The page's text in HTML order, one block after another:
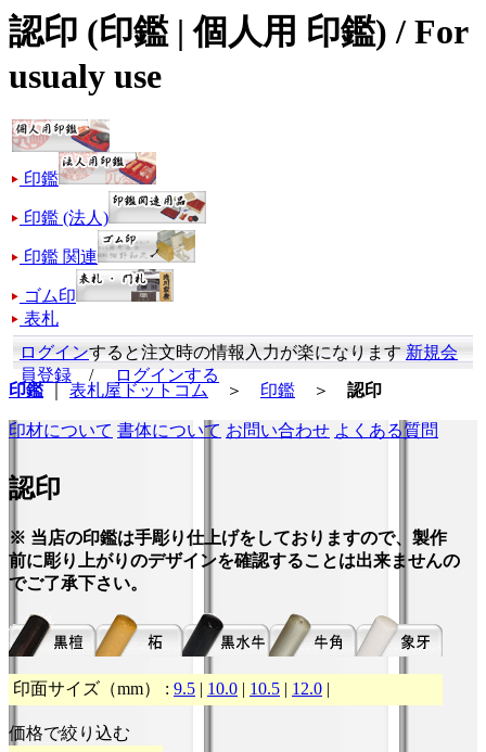
認印 (印鑑 | 個人用 印鑑) / For
usualy use
印鑑
印鑑 (法人)
印鑑 関連
ゴム印
表札
ログインすると注文時の情報入力が楽になります新規会
員登録 /
ログインする
印鑑
表札屋ドットコム ＞ 印鑑 ＞ 認印
印材について 書体について お問い合わせ よくある質問
認印
※ 当店の印鑑は手彫り仕上げをしておりますので、製作
前に彫り上がりのデザインを確認することは出来ませんの
でご了承下さい。
印面サイズ（mm） : 9.5 | 10.0 | 10.5 | 12.0 |
価格で絞り込む